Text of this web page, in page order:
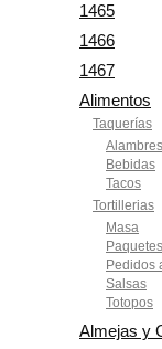
1465
1466
1467
Alimentos
Taquerías
Alambres
Bebidas
Tacos
Tortillerias
Masa
Paquetes
Pedidos
Salsas
Totopos
Almejas y